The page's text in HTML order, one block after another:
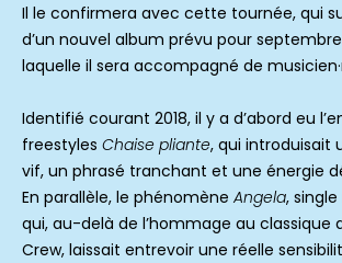
Il le confirmera avec cette tournée, qui
d’un nouvel album prévu pour
laquelle il sera accompagné de
Identifié courant 2018, il y a d’abord eu
freestyles Chaise pliante, qui introduisait
vif, un phrasé tranchant et une énergie
En parallèle, le phénomène Angela,
qui, au-delà de l’hommage au classique
Crew, laissait entrevoir une réelle